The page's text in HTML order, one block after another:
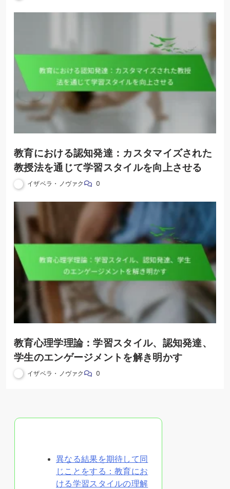
教育における認知発達：カスタマイズされた
教授法を通じて学習スタイルを向上させる
イザベラ・ノヴァク 0
教育心理学理論：学習スタイル、認知発達、
学生のエンゲージメントを解き明かす
イザベラ・ノヴァク 0
異なる結果を期待して同
じことをする：教育にお
ける学習スタイルの理解